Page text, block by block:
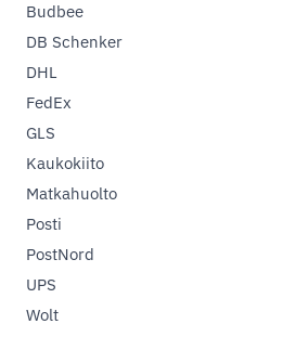
Budbee
DB Schenker
DHL
FedEx
GLS
Kaukokiito
Matkahuolto
Posti
PostNord
UPS
Wolt